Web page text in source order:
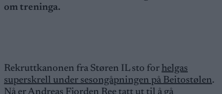
om treninga.
Rekruttkanonen fra Støren IL sto for helgas
superskrell under sesongåpningen på Beitostølen.
Nå er Andreas Fjorden Ree tatt ut til å gå